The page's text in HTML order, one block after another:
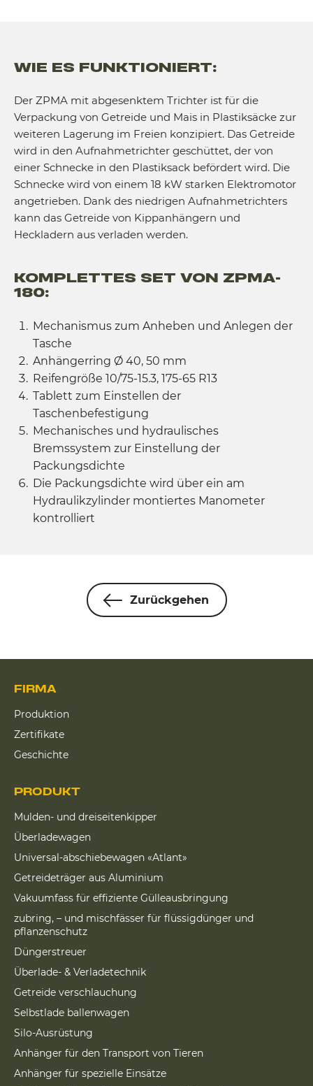
WIE ES FUNKTIONIERT:
Der ZPMA mit abgesenktem Trichter ist für die
Verpackung von Getreide und Mais in Plastiksäcke zur
weiteren Lagerung im Freien konzipiert. Das Getreide
wird in den Aufnahmetrichter geschüttet, der von
einer Schnecke in den Plastiksack befördert wird. Die
Schnecke wird von einem 18 kW starken Elektromotor
angetrieben. Dank des niedrigen Aufnahmetrichters
kann das Getreide von Kippanhängern und
Heckladern aus verladen werden.
KOMPLETTES SET VON ZPMA-
180:
Mechanismus zum Anheben und Anlegen der
Tasche
Anhängerring Ø 40, 50 mm
Reifengröße 10/75-15.3, 175-65 R13
Tablett zum Einstellen der
Taschenbefestigung
Mechanisches und hydraulisches
Bremssystem zur Einstellung der
Packungsdichte
Die Packungsdichte wird über ein am
Hydraulikzylinder montiertes Manometer
kontrolliert
Zurückgehen
FIRMA
Produktion
Zertifikate
Geschichte
PRODUKT
Mulden- und dreiseitenkipper
Überladewagen
Universal-abschiebewagen «Atlant»
Getreideträger aus Aluminium
Vakuumfass für effiziente Gülleausbringung
zubring, – und mischfässer für flüssigdünger und
pflanzenschutz
Düngerstreuer
Überlade- & Verladetechnik
Getreide verschlauchung
Selbstlade ballenwagen
Silo-Ausrüstung
Anhänger für den Transport von Tieren
Anhänger für spezielle Einsätze